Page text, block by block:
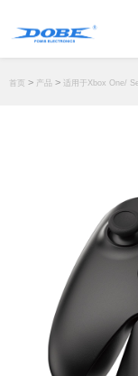
经销商
首页 > 产品 > 适用于Xbox One/